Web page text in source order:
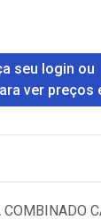
seu login ou
ver preços